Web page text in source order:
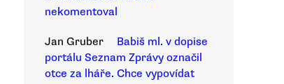
nekomentoval
Jan Gruber
Babiš ml. v dopise
portálu Seznam Zprávy označil
otce za lháře. Chce vypovídat